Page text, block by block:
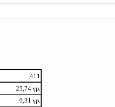
411
25,74 γρ.
6,31 γρ.